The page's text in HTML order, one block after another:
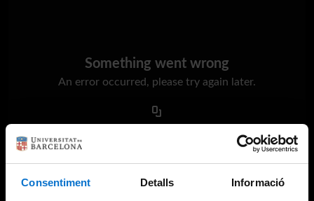
Consentiment Detalls Informació
Something went wrong
An error occurred, please try again later.